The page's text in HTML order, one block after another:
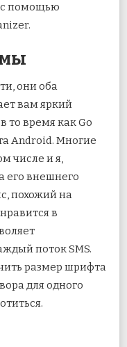
с помощью
они оба
вам яркий
то время как Go
Android. Многие
числе и я,
его внешнего
похожий на
в
поток SMS.
размер шрифта
для одного